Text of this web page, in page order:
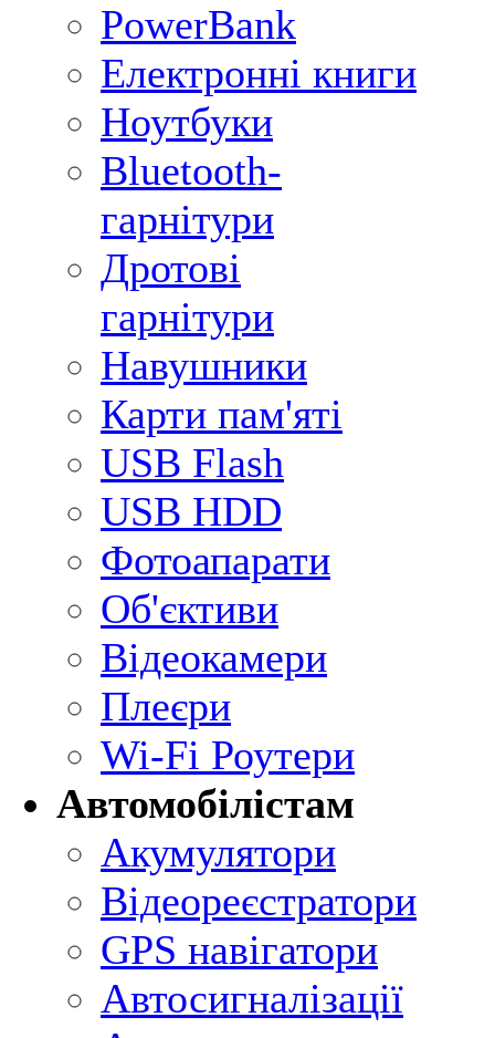
PowerBank
Електронні книги
Ноутбуки
Bluetooth-
гарнітури
Дротові
гарнітури
Навушники
Карти пам'яті
USB Flash
USB HDD
Фотоапарати
Об'єктиви
Відеокамери
Плеєри
Wi-Fi Роутери
Автомобілістам
Акумулятори
Відеореєстратори
GPS навігатори
Автосигналізації